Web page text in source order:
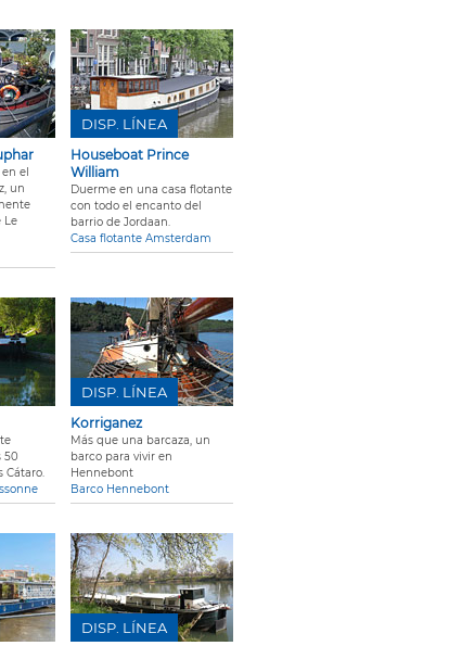
el
un
Le
Houseboat Prince
William
Duerme en una casa flotante
con todo el encanto del
barrio de Jordaan.
Casa flotante Amsterdam
DISP. LÍNEA
50
Cátaro.
Korriganez
Más que una barcaza, un
barco para vivir en
Hennebont
Barco Hennebont
DISP. LÍNEA
DISP. LÍNEA